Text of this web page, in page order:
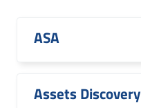
ASA
Assets Discovery